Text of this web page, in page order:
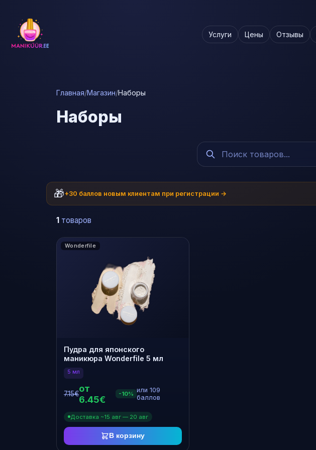
Услуги Цены Отзывы
Главная/Магазин/Наборы
Наборы
🎁+30 баллов новым клиентам при регистрации →
1 товаров
Wonderfile
Пудра для японского
маникюра Wonderfile 5 мл
5 мл
7.15€от
6.45€
-10% или 109
баллов
Доставка ~15 авг — 20 авг
В корзину